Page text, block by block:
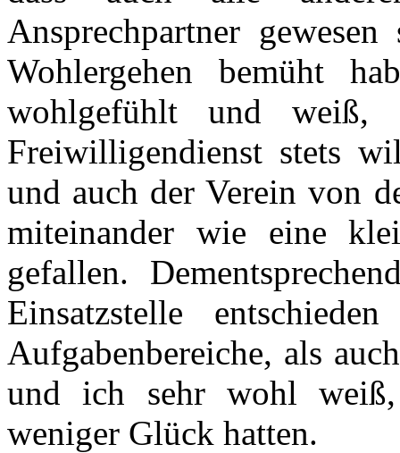
Ansprechpartner
Wohlergehen bemüht
wohlgefühlt und weiß,
Freiwilligendienst stets
und auch der Verein von
miteinander wie eine
gefallen.
Einsatzstelle
Aufgabenbereiche, als
und ich sehr wohl
weniger Glück hatten.